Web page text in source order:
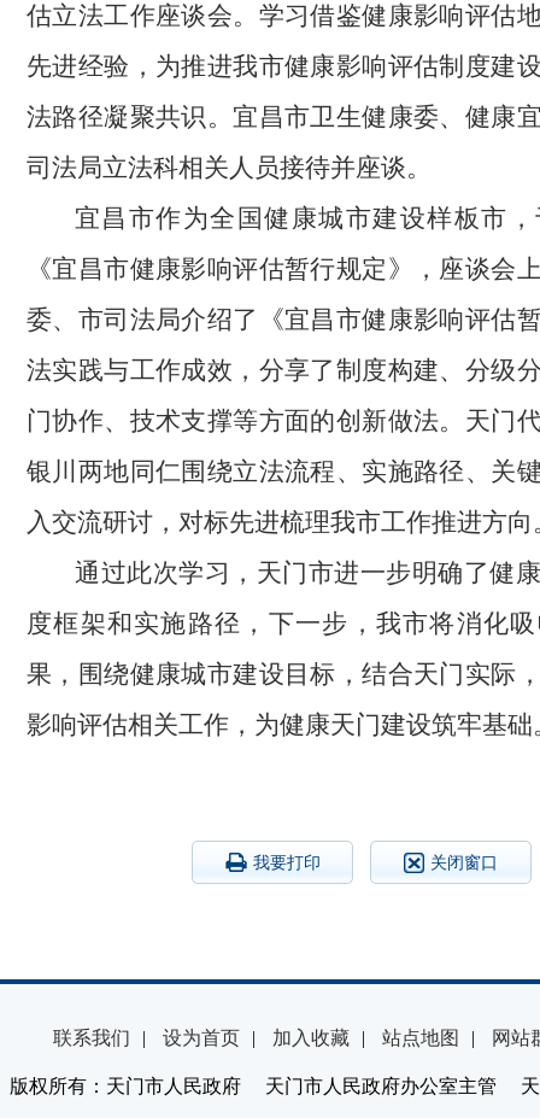
估立法工作座谈会。学习借鉴健康影响评估
先进经验，为推进我市健康影响评估制度建
法路径凝聚共识。宜昌市卫生健康委、健康
司法局立法科相关人员接待并座谈。
宜昌市作为全国健康城市建设样板市，
《宜昌市健康影响评估暂行规定》，座谈会
委、市司法局介绍了《宜昌市健康影响评估
法实践与工作成效，分享了制度构建、分级
门协作、技术支撑等方面的创新做法。天门
银川两地同仁围绕立法流程、实施路径、关
入交流研讨，对标先进梳理我市工作推进方向
通过此次学习，天门市进一步明确了健
度框架和实施路径，下一步，我市将消化
果，围绕健康城市建设目标，结合天门实际
影响评估相关工作，为健康天门建设筑牢基础
我要打印 关闭窗口
联系我们 | 设为首页 | 加入收藏 | 站点地图 | 网站
版权所有：天门市人民政府 天门市人民政府办公室主管 天